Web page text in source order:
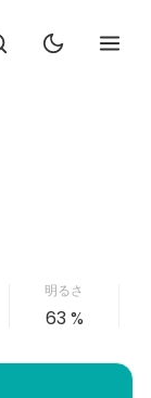
明るさ
63 %